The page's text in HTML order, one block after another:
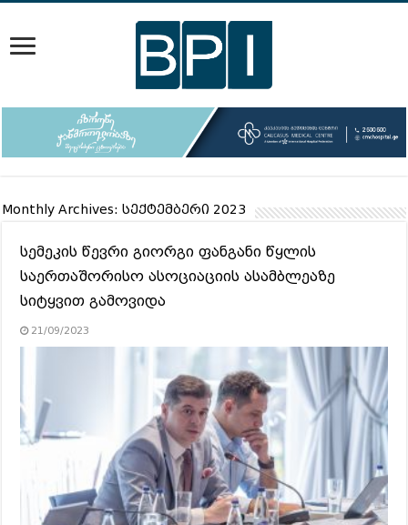
Monthly Archives:სექტემბერი 2023
სემეკის წევრი გიორგი ფანგანი წყლის
საერთაშორისო ასოციაციის ასამბლეაზე
სიტყვით გამოვიდა
21/09/2023